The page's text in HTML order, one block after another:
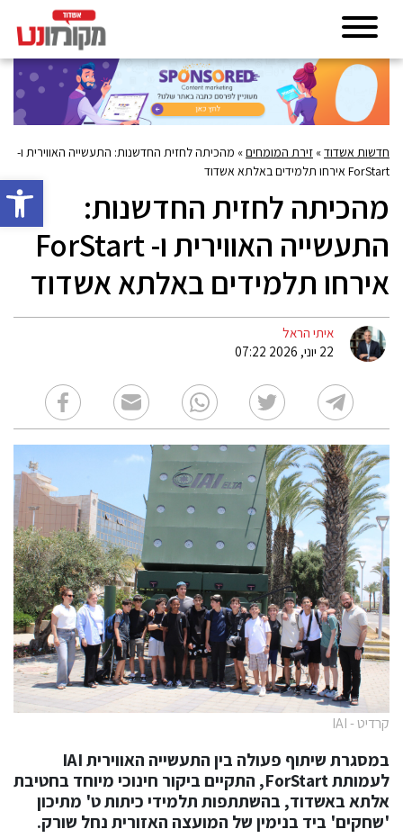
פתח
חדשות אשדוד» זירת המומחים» מהכיתה לחזית החדשנות: התעשייה האווירית ו-
ForStart אירחו תלמידים באלתא אשדוד
מהכיתה לחזית החדשנות:
התעשייה האווירית ו- ForStart
אירחו תלמידים באלתא אשדוד
איתי הראל
22 יוני, 2026 07:22
קרדיט - IAI
במסגרת שיתוף פעולה בין התעשייה האווירית IAI
לעמותת ForStart, התקיים ביקור חינוכי מיוחד בחטיבת
אלתא באשדוד, בהשתתפות תלמידי כיתות ט' מתיכון
'שחקים' ביד בנימין של המועצה האזורית נחל שורק.